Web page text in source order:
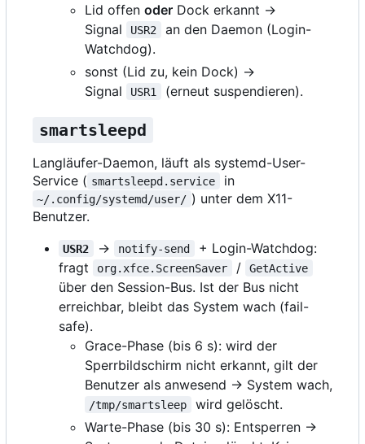
Lid offen oder Dock erkannt →
Signal
USR2
an den Daemon (Login-
Watchdog).
sonst (Lid zu, kein Dock) →
Signal
USR1 (erneut suspendieren).
smartsleepd
Langläufer-Daemon, läuft als systemd-User-
Service ( smartsleepd.service in
~/.config/systemd/user/ ) unter dem X11-
Benutzer.
USR2 → notify-send
+ Login-Watchdog:
fragt
org.xfce.ScreenSaver / GetActive
über den Session-Bus. Ist der Bus nicht
erreichbar, bleibt das System wach (fail-
safe).
Grace-Phase (bis 6 s): wird der
Sperrbildschirm nicht erkannt, gilt der
Benutzer als anwesend → System wach,
/tmp/smartsleep
wird gelöscht.
Warte-Phase (bis 30 s): Entsperren →